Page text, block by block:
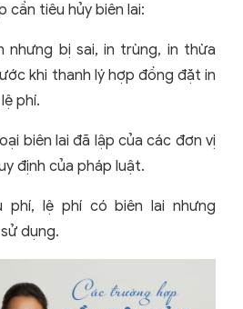
cần tiêu hủy biên lai:
nhưng bị sai, in trùng, in thừa
khi thanh lý hợp đồng đặt in
phí.
biên lai đã lập của các đơn vị
định của pháp luật.
phí, lệ phí có biên lai nhưng
dụng.